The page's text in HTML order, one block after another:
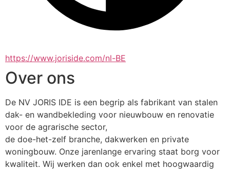
https://www.joriside.com/nl-BE
Over ons
De NV JORIS IDE is een begrip als fabrikant van stalen
dak- en wandbekleding voor nieuwbouw en renovatie
voor de agrarische sector,
de doe-het-zelf branche, dakwerken en private
woningbouw. Onze jarenlange ervaring staat borg voor
kwaliteit. Wij werken dan ook enkel met hoogwaardig